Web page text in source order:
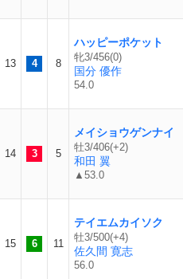
13 4 8
ハッピーポケット
牝3/456(0)
国分 優作
54.0
14 3 5
メイショウゲンナイ
牡3/406(+2)
和田 翼
▲53.0
15 6 11
テイエムカイソク
牡3/500(+4)
佐久間 寛志
56.0